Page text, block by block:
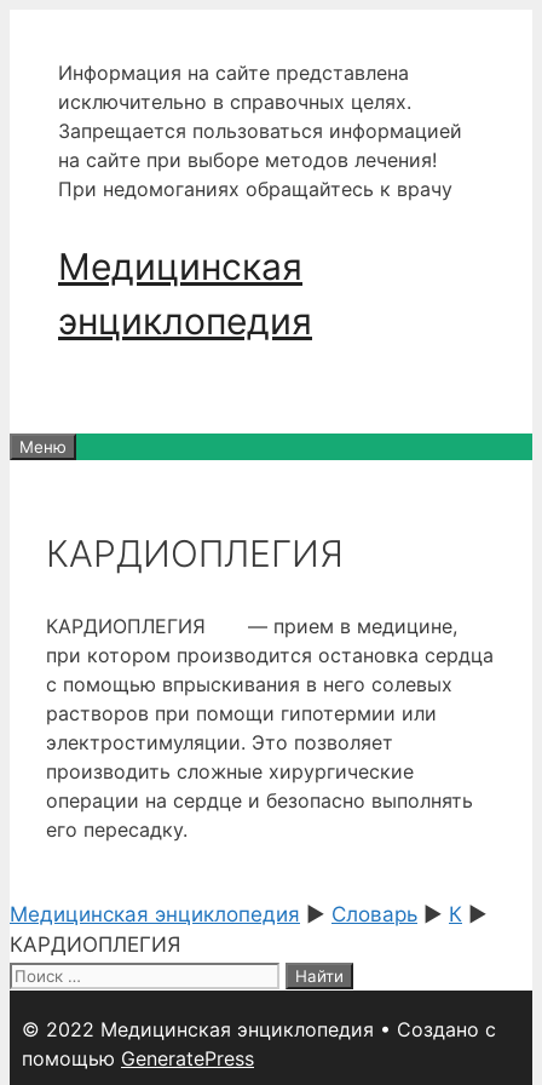
содержимому
Информация на сайте представлена
исключительно в справочных целях.
Запрещается пользоваться информацией
на сайте при выборе методов лечения!
При недомоганиях обращайтесь к врачу
Медицинская
энциклопедия
Меню
КАРДИОПЛЕГИЯ
КАРДИОПЛЕГИЯ — прием в медицине,
при котором производится остановка сердца
с помощью впрыскивания в него солевых
растворов при помощи гипотермии или
электростимуляции. Это позволяет
производить сложные хирургические
операции на сердце и безопасно выполнять
его пересадку.
Медицинская энциклопедия ► Словарь ► К ►
КАРДИОПЛЕГИЯ
Поиск:
© 2022 Медицинская энциклопедия • Создано с
помощью GeneratePress